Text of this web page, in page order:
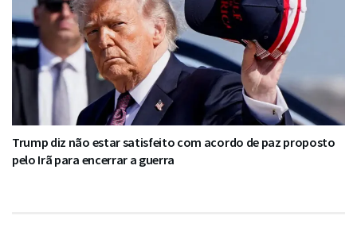
Trump diz não estar satisfeito com acordo de paz proposto
pelo Irã para encerrar a guerra